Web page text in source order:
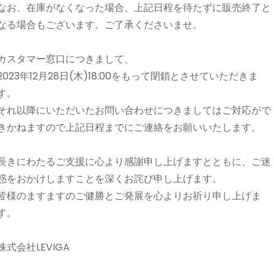
お、在庫がなくなった場合、上記日程を待たずに販売終了と
る場合もございます。ご了承くださいませ。
スタマー窓口につきまして、
年12月28日(木)18:00をもって閉鎖とさせていただきま
。
れ以降にいただいたお問い合わせにつきましてはご対応がで
かねますので上記日程までにご連絡をお願いいたします。
きにわたるご支援に心より感謝申し上げますとともに、ご迷
をおかけしますことを深くお詫び申し上げます。
様のますますのご健勝とご発展を心よりお祈り申し上げま
。
式会社LEVIGA